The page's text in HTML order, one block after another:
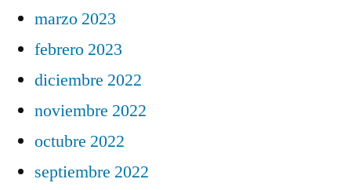
marzo 2023
febrero 2023
diciembre 2022
noviembre 2022
octubre 2022
septiembre 2022